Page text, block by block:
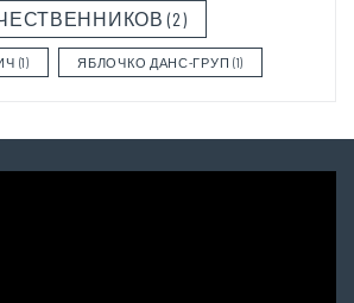
(2)
(1) ЯБЛОЧКО ДАНС-ГРУП (1)